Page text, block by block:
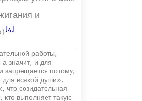
и
[4] .
работы,
значит, и для
запрещается потому,
для всякой души».
что созидательная
кто выполняет такую